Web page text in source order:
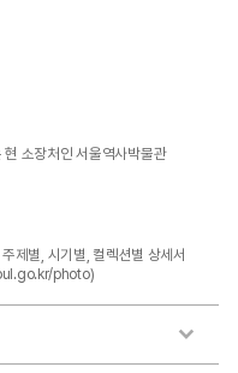
소장처인 서울역사박물관
제별, 시기별, 컬렉션별 상세서
photo)